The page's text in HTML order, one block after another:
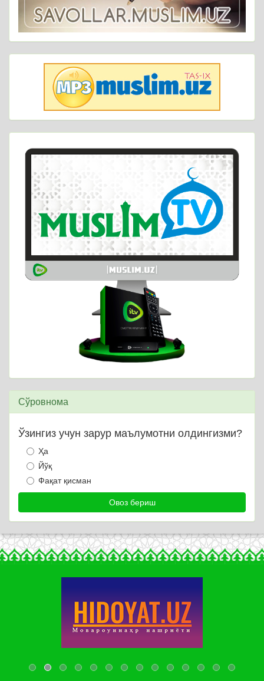
Сўровнома
Ўзингиз учун зарур маълумотни олдингизми?
Ҳа
Йўқ
Фақат қисман